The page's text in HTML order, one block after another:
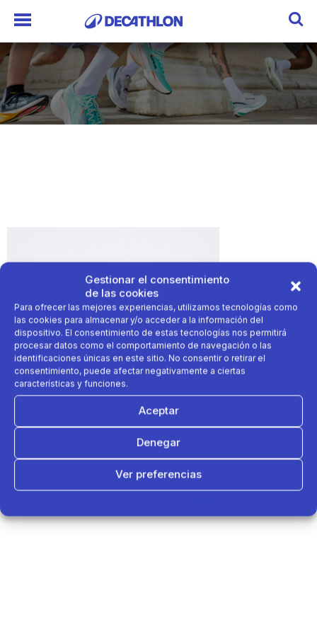
Gestionar el consentimiento
de las cookies
Para ofrecer las mejores experiencias, utilizamos tecnologías como
las cookies para almacenar y/o acceder a la información del
dispositivo. El consentimiento de estas tecnologías nos permitirá
procesar datos como el comportamiento de navegación o las
identificaciones únicas en este sitio. No consentir o retirar el
consentimiento, puede afectar negativamente a ciertas
características y funciones.
Aceptar
Denegar
Ver preferencias